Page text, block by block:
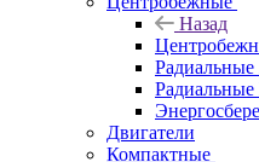
Назад
Радиальные
Двигатели
Компактные